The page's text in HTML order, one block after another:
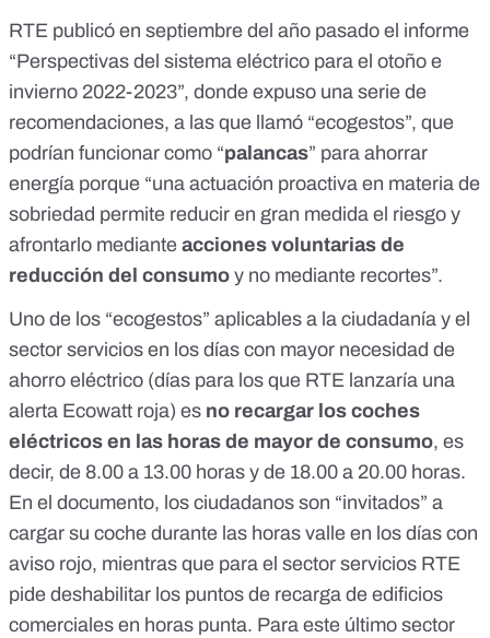
RTE publicó en septiembre del año pasado el informe
“Perspectivas del sistema eléctrico para el otoño e
invierno 2022-2023”, donde expuso una serie de
recomendaciones, a las que llamó “ecogestos”, que
podrían funcionar como “palancas” para ahorrar
energía porque “una actuación proactiva en materia de
sobriedad permite reducir en gran medida el riesgo y
afrontarlo mediante acciones voluntarias de
reducción del consumo y no mediante recortes”.
Uno de los “ecogestos” aplicables a la ciudadanía y el
sector servicios en los días con mayor necesidad de
ahorro eléctrico (días para los que RTE lanzaría una
alerta Ecowatt roja) es no recargar los coches
eléctricos en las horas de mayor de consumo, es
decir, de 8.00 a 13.00 horas y de 18.00 a 20.00 horas.
En el documento, los ciudadanos son “invitados” a
cargar su coche durante las horas valle en los días con
aviso rojo, mientras que para el sector servicios RTE
pide deshabilitar los puntos de recarga de edificios
comerciales en horas punta. Para este último sector